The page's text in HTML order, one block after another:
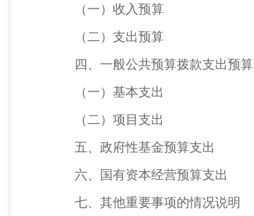
（一）收入预算
（二）支出预算
四、一般公共预算拨款支出预算
（一）基本支出
（二）项目支出
五、政府性基金预算支出
六、国有资本经营预算支出
七、其他重要事项的情况说明